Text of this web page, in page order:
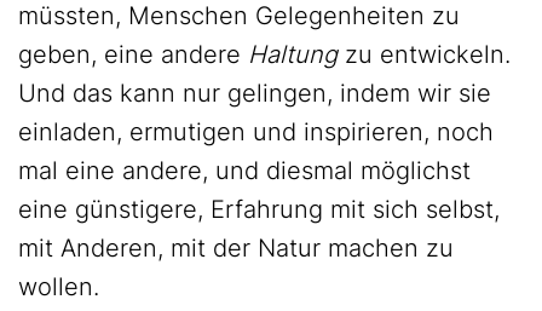
müssten, Menschen Gelegenheiten zu
geben, eine andere Haltungzu entwickeln.
Und das kann nur gelingen, indem wir sie
einladen, ermutigen und inspirieren, noch
mal eine andere, und diesmal möglichst
eine günstigere, Erfahrung mit sich selbst,
mit Anderen, mit der Natur machen zu
wollen.